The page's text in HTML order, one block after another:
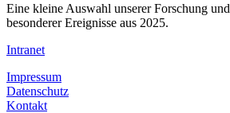
Eine kleine Auswahl unserer Forschung und
besonderer Ereignisse aus 2025.
Intranet
Impressum
Datenschutz
Kontakt